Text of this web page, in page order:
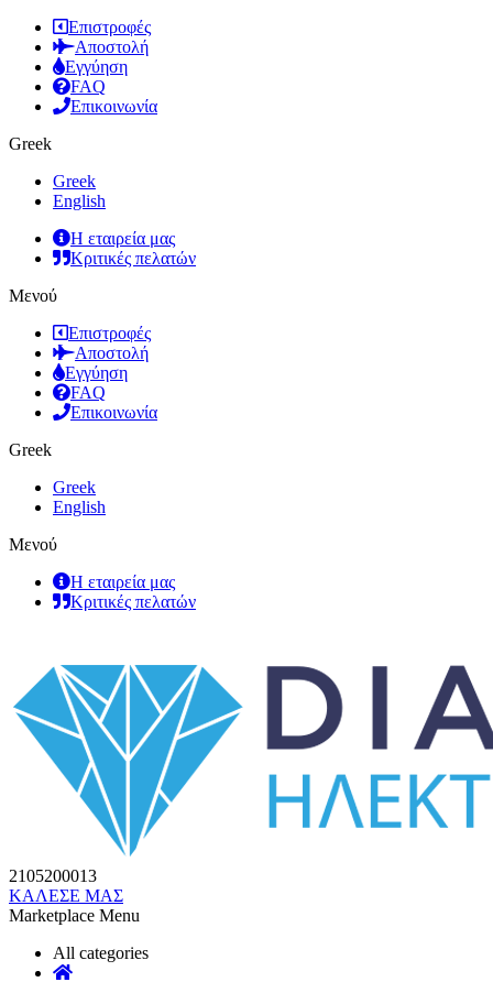
Επιστροφές
Αποστολή
Εγγύηση
FAQ
Επικοινωνία
Greek
Greek
English
Η εταιρεία μας
Κριτικές πελατών
Μενού
Επιστροφές
Αποστολή
Εγγύηση
FAQ
Επικοινωνία
Greek
Greek
English
Μενού
Η εταιρεία μας
Κριτικές πελατών
2105200013
ΚΑΛΕΣΕ ΜΑΣ
Marketplace Menu
All categories